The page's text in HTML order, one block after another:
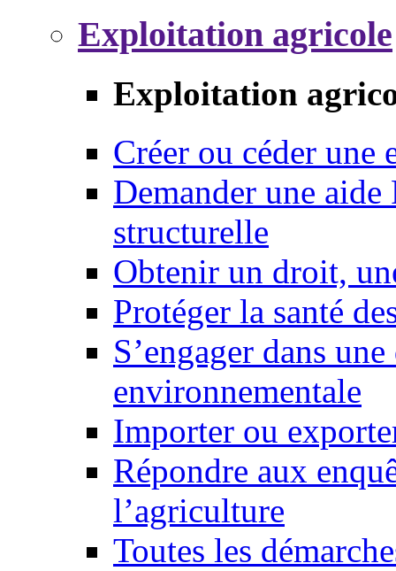
Exploitation agricole
Exploitation
Créer ou céder une
Demander une
structurelle
Obtenir un droit,
Protéger la santé
S’engager dans
environnementale
Importer ou
Répondre aux
l’agriculture
Toutes les